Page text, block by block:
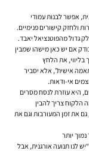
אפשר לבנות עמודי
ולחזק קישורים פנימיים.
גדול מהפוטנציאל יאבד.
אם יש כאן מישהו שמבין
את הלחץ
אישית”, אלא יסביר
אי-ודאות.
היא עוזרת לנסח מסרים
הלקוח צריך להבין
את זמן המעורבות וגם את
יותר
לנו תנועה אורגנית, אבל